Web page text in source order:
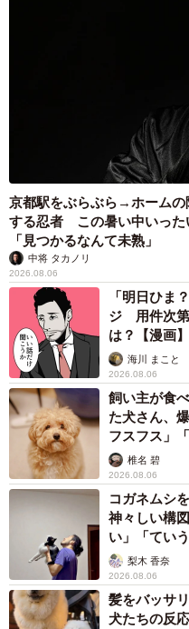
息子は少しのミスで必要
特に5歳になってからそれ
で、まず感情を言語化す
はこう思っているけど、
聞くこともありますね。
し反抗したくなるものだ
大事にしています。
－印象に残っているコメン
「同じ5歳の男の子を育て
だき、うちだけじゃない
って本当に難しいですよ
し、こちらの話もあまり聞
すぐに生返事になるので、
＜るしこさん 関連情報＞
▽X（旧Twitter）
https://x.com/39baby_com
▽公式サイト
https://39baby.info/
京都駅をぶらぶら→ホームの
する忍者 この暑い中いっ
「見つかるなんて未熟」
中将 タカノリ
2026.08.06
「明日ひま
ジ 用件次第
は？【漫画】
海川 まこと
2026.08.06
飼い主が食
た犬さん、
フスフス」
椎名 碧
2026.08.06
コガネムシ
神々しい構
い」「てい
梨木 香奈
2026.08.06
髪をバッサ
犬たちの反